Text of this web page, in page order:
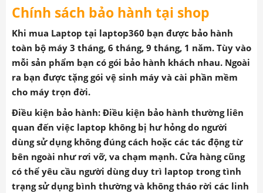
Chính sách bảo hành tại shop
Khi mua Laptop tại laptop360 bạn được bảo hành
toàn bộ máy 3 tháng, 6 tháng, 9 tháng, 1 năm. Tùy vào
mỗi sản phẩm bạn có gói bảo hành khách nhau. Ngoài
ra bạn được tặng gói vệ sinh máy và cài phần mềm
cho máy trọn đời.
Điều kiện bảo hành: Điều kiện bảo hành thường liên
quan đến việc laptop không bị hư hỏng do người
dùng sử dụng không đúng cách hoặc các tác động từ
bên ngoài như rơi vỡ, va chạm mạnh. Cửa hàng cũng
có thể yêu cầu người dùng duy trì laptop trong tình
trạng sử dụng bình thường và không tháo rời các linh